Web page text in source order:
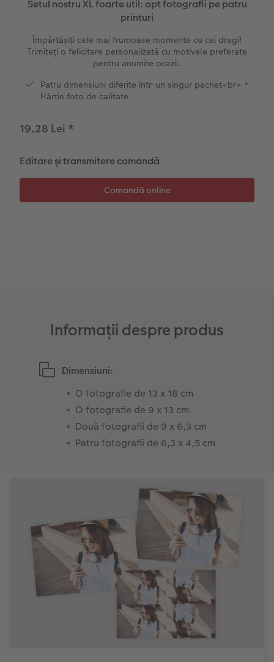
Exemplele clienților
Cum funcționează
CEWE FOTOCARTE Kids
Nature Prints
Dimensiunea imaginii
Poster Premium
Set fotografii
Fotografie Aludibond
Galerie foto
Fotografie pe Forex
Fotografie pe lemn
Lumea animalelor de companie
Rechizite școlare și de birou
Calendare foto
Povești CEWE
Idei cadouri unice
Idei de cadouri pentru cei dragi
Absolvire
Setul nostru XL foarte util: opt fotografii pe patru
printuri
Împărtășiți cele mai frumoase momente cu cei dragi!
Trimiteți o felicitare personalizată cu motivele preferate
pentru anumite ocazii.
Patru dimensiuni diferite într-un singur pachet<br> *
Hârtie foto de calitate
19.28 Lei *
Editare și transmitere comandă
Informații despre produs
Dimensiuni:
O fotografie de 13 x 18 cm
O fotografie de 9 x 13 cm
Două fotografii de 9 x 6,3 cm
Patru fotografii de 6,3 x 4,5 cm